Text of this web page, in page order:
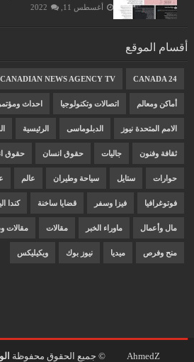
أغسطس 11, 2022
أقسام الموقع
CANADA 24
CANADIAN NEWS AGENCY TV
أماكن ومعالم اتصالات وتكنولوجيا احداث
الامم المتحدة نيوز الدبلوماسى الرئيسية
ثقافة وفنون جاليات حقوق انسان حقوق
حوارات ستايل سياحة وطيران عالم
فوتوغرافيا فيزا وسفر قضايا ساخنة كندا
مال وأعمال ماوراء الخبر مقالات مقالات
منح وفرص ميديا نيوز بوك ويكيليكس
AhmedZ © جميع الحقوق محفوظة